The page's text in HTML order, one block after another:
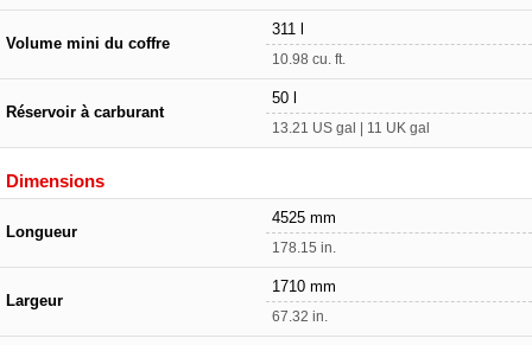
Volume mini du coffre
311 l
10.98 cu. ft.
Réservoir à carburant
50 l
13.21 US gal | 11 UK gal
Dimensions
Longueur
4525 mm
178.15 in.
Largeur
1710 mm
67.32 in.